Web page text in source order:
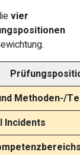
vier
Methoden-/
Incidents